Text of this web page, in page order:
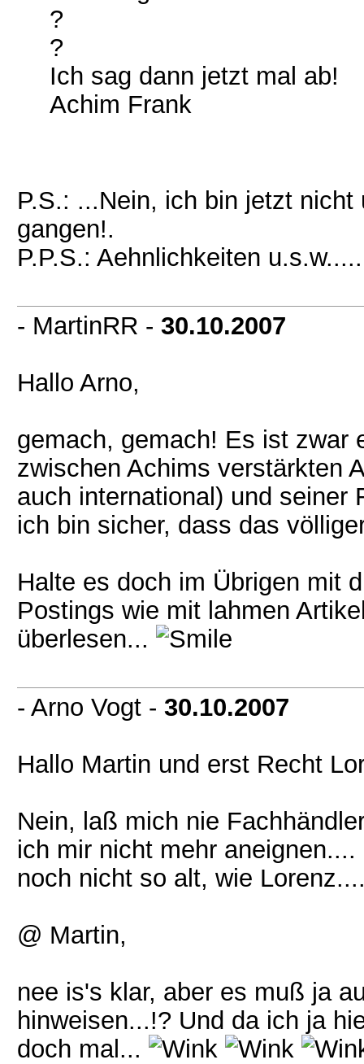
?
?
Ich sag dann jetzt mal ab!
Achim Frank
P.S.: ...Nein, ich bin jetzt nicht
gangen!.
P.P.S.: Aehnlichkeiten
- MartinRR - 30.10.2007
Hallo Arno,
gemach, gemach! Es ist zwar
zwischen Achims verstärkten
auch international) und seiner
ich bin sicher, dass das
Halte es doch im Übrigen mit
Postings wie mit lahmen
überlesen...
- Arno Vogt - 30.10.2007
Hallo Martin und erst Recht
Nein, laß mich nie
ich mir nicht mehr
noch nicht so alt, wie
@ Martin,
nee is's klar, aber es muß ja
hinweisen...!? Und da ich ja
doch mal...